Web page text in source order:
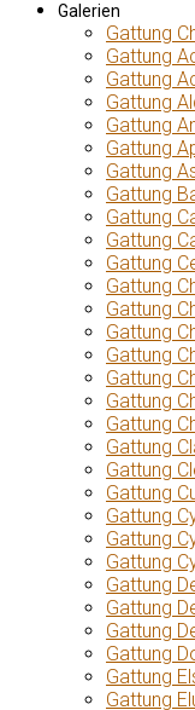
Galerien
Gattung
Gattung
Gattung
Gattung
Gattung
Gattung
Gattung
Gattung
Gattung
Gattung
Gattung
Gattung
Gattung
Gattung
Gattung
Gattung
Gattung
Gattung
Gattung
Gattung
Gattung
Gattung
Gattung
Gattung
Gattung
Gattung
Gattung
Gattung
Gattung
Gattung